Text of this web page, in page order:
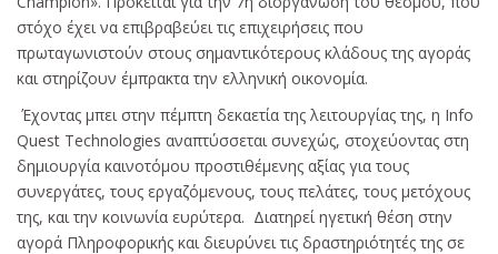
στόχο έχει να επιβραβεύει τις επιχειρήσεις που
πρωταγωνιστούν στους σημαντικότερους κλάδους της αγοράς
και στηρίζουν έμπρακτα την ελληνική οικονομία.
Έχοντας μπει στην πέμπτη δεκαετία της λειτουργίας της, η Info
Quest Technologies αναπτύσσεται συνεχώς, στοχεύοντας στη
δημιουργία καινοτόμου προστιθέμενης αξίας για τους
συνεργάτες, τους εργαζόμενους, τους πελάτες, τους μετόχους
της, και την κοινωνία ευρύτερα. Διατηρεί ηγετική θέση στην
αγορά Πληροφορικής και διευρύνει τις δραστηριότητές της σε